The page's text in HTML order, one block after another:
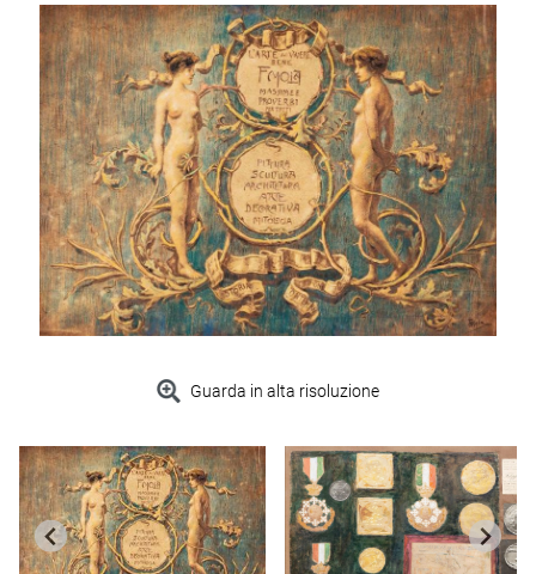
Guarda in alta risoluzione